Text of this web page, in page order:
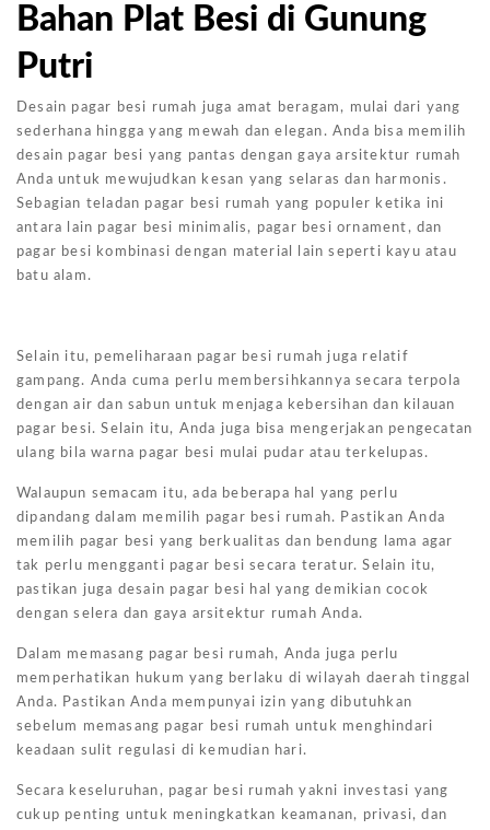
Bahan Plat Besi di Gunung
Putri
Desain pagar besi rumah juga amat beragam, mulai dari yang
sederhana hingga yang mewah dan elegan. Anda bisa memilih
desain pagar besi yang pantas dengan gaya arsitektur rumah
Anda untuk mewujudkan kesan yang selaras dan harmonis.
Sebagian teladan pagar besi rumah yang populer ketika ini
antara lain pagar besi minimalis, pagar besi ornament, dan
pagar besi kombinasi dengan material lain seperti kayu atau
batu alam.
Selain itu, pemeliharaan pagar besi rumah juga relatif
gampang. Anda cuma perlu membersihkannya secara terpola
dengan air dan sabun untuk menjaga kebersihan dan kilauan
pagar besi. Selain itu, Anda juga bisa mengerjakan pengecatan
ulang bila warna pagar besi mulai pudar atau terkelupas.
Walaupun semacam itu, ada beberapa hal yang perlu
dipandang dalam memilih pagar besi rumah. Pastikan Anda
memilih pagar besi yang berkualitas dan bendung lama agar
tak perlu mengganti pagar besi secara teratur. Selain itu,
pastikan juga desain pagar besi hal yang demikian cocok
dengan selera dan gaya arsitektur rumah Anda.
Dalam memasang pagar besi rumah, Anda juga perlu
memperhatikan hukum yang berlaku di wilayah daerah tinggal
Anda. Pastikan Anda mempunyai izin yang dibutuhkan
sebelum memasang pagar besi rumah untuk menghindari
keadaan sulit regulasi di kemudian hari.
Secara keseluruhan, pagar besi rumah yakni investasi yang
cukup penting untuk meningkatkan keamanan, privasi, dan